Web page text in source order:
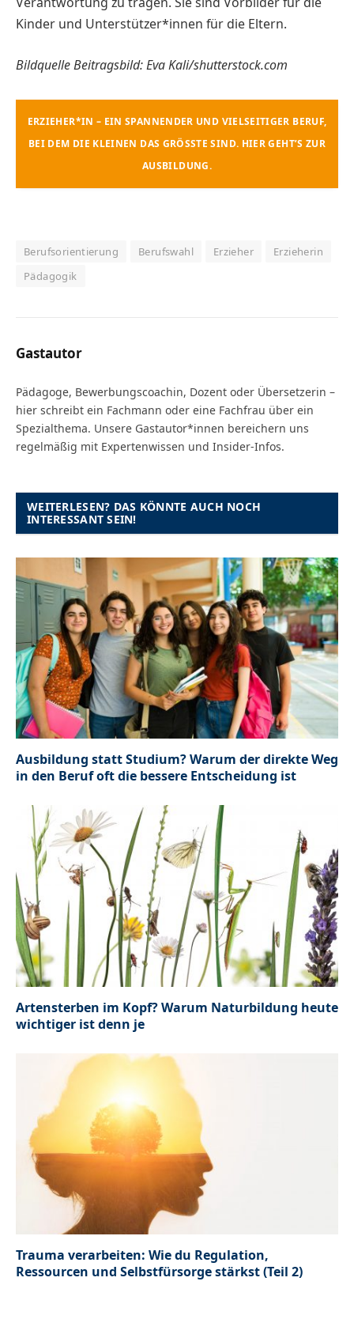
Kinder und Unterstützer*innen für die Eltern.
Bildquelle Beitragsbild: Eva Kali/shutterstock.com
ERZIEHER*IN – EIN SPANNENDER UND VIELSEITIGER BERUF,
BEI DEM DIE KLEINEN DAS GRÖSSTE SIND. HIER GEHT’S ZUR A
USBILDUNG.
Berufsorientierung Berufswahl Erzieher
Erzieherin
Pädagogik
Gastautor
Pädagoge, Bewerbungscoachin, Dozent oder Übersetzerin –
hier schreibt ein Fachmann oder eine Fachfrau über ein
Spezialthema. Unsere Gastautor*innen bereichern uns
regelmäßig mit Expertenwissen und Insider-Infos.
WEITERLESEN? DAS KÖNNTE AUCH NOCH
INTERESSANT SEIN!
Ausbildung statt Studium? Warum der direkte Weg
in den Beruf oft die bessere Entscheidung ist
Artensterben im Kopf? Warum Naturbildung heute
wichtiger ist denn je
Trauma verarbeiten: Wie du Regulation,
Ressourcen und Selbstfürsorge stärkst (Teil 2)